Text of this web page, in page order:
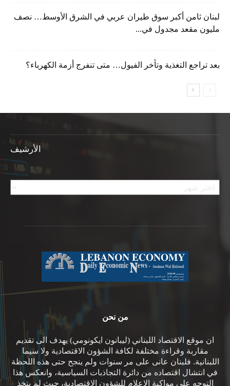
لبنان ثامن أكبر سوق طيران عربي في الشرق الأوسط… نصف
مليون مقعد مجدول في...
بعد تراجع التغذية وتأخر الفيول… متى تنفرج أزمة الكهرباء؟
الأرشيف
الأرشيف
من نحن
ان موقع الاقتصاد اللبناني (ليبانون ايكونومي) يهدف الى تقديم
مقاربة وقراءة مختلفة لكافة الشؤون الاقتصادية ولا سيما
اللبنانية. فلبنان عانى على مر سنوات ولم ينجح حتى هذه اللحظة
في انتشال اقتصاده من دائرة التجاذبات السياسية، وانعكس هذا
التوجه على مواكبة الإعلام للشؤون الإقتصادية، حيث لم يتخذ